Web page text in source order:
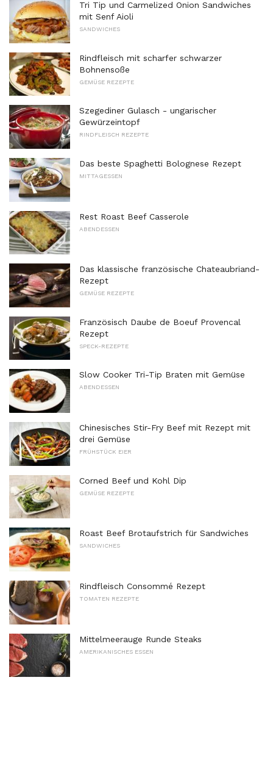
Tri Tip und Carmelized Onion Sandwiches
mit Senf Aioli
SANDWICHES
Rindfleisch mit scharfer schwarzer
Bohnensoße
GEMÜSE REZEPTE
Szegediner Gulasch - ungarischer
Gewürzeintopf
RINDFLEISCH REZEPTE
Das beste Spaghetti Bolognese Rezept
MITTAGESSEN
Rest Roast Beef Casserole
ABENDESSEN
Das klassische französische Chateaubriand-
Rezept
GEMÜSE REZEPTE
Französisch Daube de Boeuf Provencal
Rezept
SPECK-REZEPTE
Slow Cooker Tri-Tip Braten mit Gemüse
ABENDESSEN
Chinesisches Stir-Fry Beef mit Rezept mit
drei Gemüse
FRÜHSTÜCK EIER
Corned Beef und Kohl Dip
GEMÜSE REZEPTE
Roast Beef Brotaufstrich für Sandwiches
SANDWICHES
Rindfleisch Consommé Rezept
TOMATEN REZEPTE
Mittelmeerauge Runde Steaks
AMERIKANISCHES ESSEN